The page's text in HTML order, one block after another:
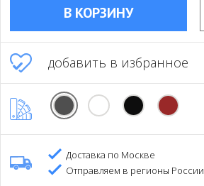
В КОРЗИНУ
добавить в избранное
Доставка по Москве
Отправляем в регионы России